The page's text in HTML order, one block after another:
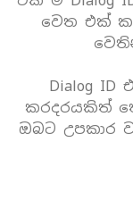
වෙත එක්
Dialog
කරදරයකිත්
ඔබට උපකාර